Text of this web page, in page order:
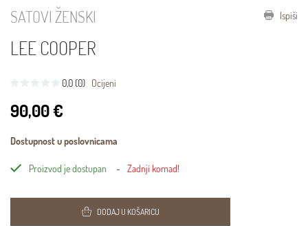
Ispiši
SATOVI ŽENSKI
LEE COOPER
0,0 (0) Ocijeni
90,00 €
Dostupnost u poslovnicama
Proizvod je dostupan Zadnji komad!
DODAJ U KOŠARICU